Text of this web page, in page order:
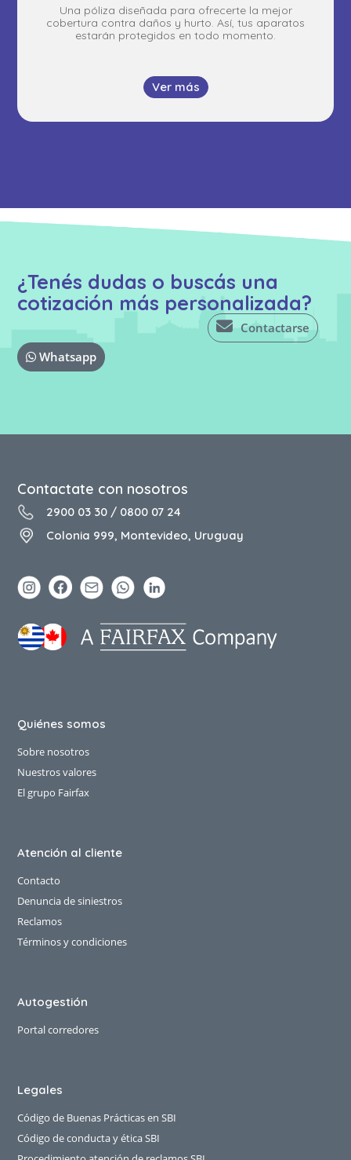
Una póliza diseñada para ofrecerte la mejor
cobertura contra daños y hurto. Así, tus aparatos
estarán protegidos en todo momento.
Ver más
¿Tenés dudas o buscás una
cotización más personalizada?
Contactarse
Whatsapp
Contactate con nosotros
2900 03 30 / 0800 07 24
Colonia 999, Montevideo, Uruguay
Quiénes somos
Sobre nosotros
Nuestros valores
El grupo Fairfax
Atención al cliente
Contacto
Denuncia de siniestros
Reclamos
Términos y condiciones
Autogestión
Portal corredores
Legales
Código de Buenas Prácticas en SBI
Código de conducta y ética SBI